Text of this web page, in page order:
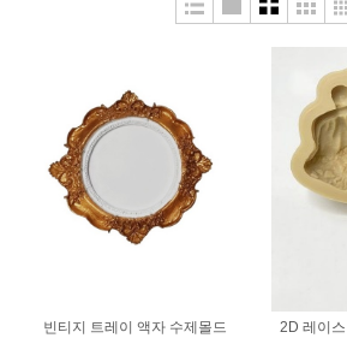
빈티지 트레이 액자 수제몰드
2D 레이